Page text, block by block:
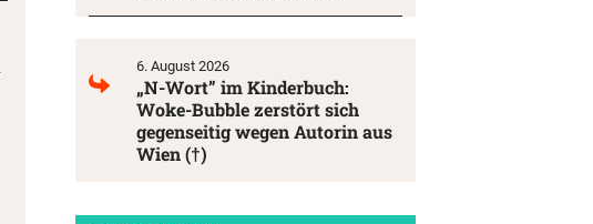
6. August 2026
„N-Wort” im Kinderbuch:
Woke-Bubble zerstört sich
gegenseitig wegen Autorin aus
Wien (†)